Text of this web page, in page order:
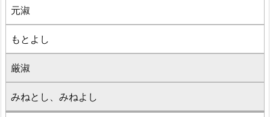
元淑
もとよし
厳淑
みねとし、みねよし